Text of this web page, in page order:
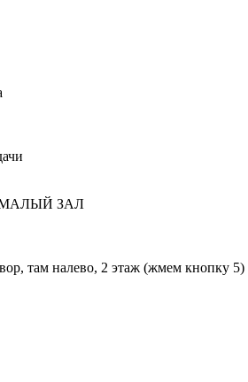
МАЛЫЙ ЗАЛ
там налево, 2 этаж (жмем кнопку 5)